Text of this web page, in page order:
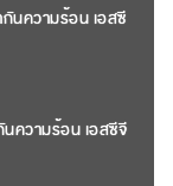
นความร้อน เอสซี
นความร้อน เอสซีจี